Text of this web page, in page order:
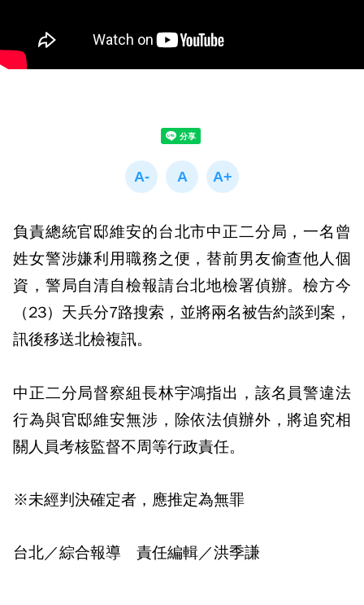
負責總統官邸維安的台北市中正二分局，一名曾
姓女警涉嫌利用職務之便，替前男友偷查他人個
資，警局自清自檢報請台北地檢署偵辦。檢方今
（23）天兵分7路搜索，並將兩名被告約談到案，
訊後移送北檢複訊。
中正二分局督察組長林宇鴻指出，該名員警違法
行為與官邸維安無涉，除依法偵辦外，將追究相
關人員考核監督不周等行政責任。
※未經判決確定者，應推定為無罪
台北／綜合報導 責任編輯／洪季謙